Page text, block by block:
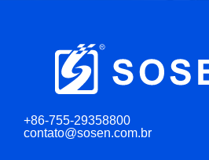
+86-755-29358800
contato@sosen.com.br